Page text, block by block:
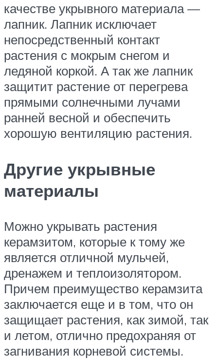
качестве укрывного материала —
лапник. Лапник исключает
непосредственный контакт
растения с мокрым снегом и
ледяной коркой. А так же лапник
защитит растение от перегрева
прямыми солнечными лучами
ранней весной и обеспечить
хорошую вентиляцию растения.
Другие укрывные
материалы
Можно укрывать растения
керамзитом, которые к тому же
является отличной мульчей,
дренажем и теплоизолятором.
Причем преимущество керамзита
заключается еще и в том, что он
защищает растения, как зимой, так
и летом, отлично предохраняя от
загнивания корневой системы.